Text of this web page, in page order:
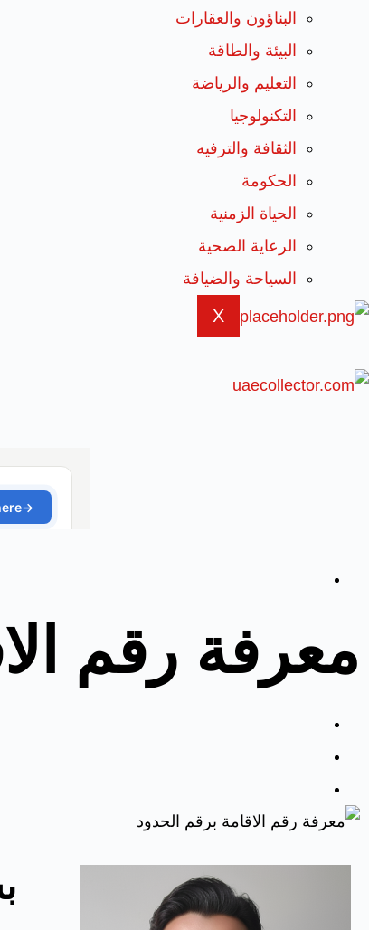
البناؤون والعقارات
البيئة والطاقة
التعليم والرياضة
التكنولوجيا
الثقافة والترفيه
الحكومة
الحياة الزمنية
الرعاية الصحية
السياحة والضيافة
X
معرفة رقم